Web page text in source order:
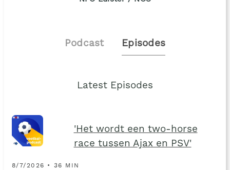
Podcast Episodes
Latest Episodes
'Het wordt een two-horse
race tussen Ajax en PSV'
8/7/2026 • 36 MIN